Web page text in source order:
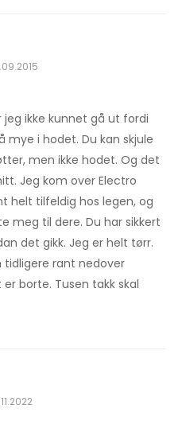
jeg ikke kunnet gå ut fordi
mye i hodet. Du kan skjule
men ikke hodet. Og det
Jeg kom over Electro
helt tilfeldig hos legen, og
meg til dere. Du har sikkert
det gikk. Jeg er helt tørr.
tidligere rant nedover
borte. Tusen takk skal